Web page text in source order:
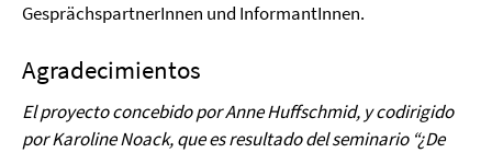
GesprächspartnerInnen und InformantInnen.
Agradecimientos
El proyecto concebido por Anne Huffschmid, y codirigido
por Karoline Noack, que es resultado del seminario “¿De